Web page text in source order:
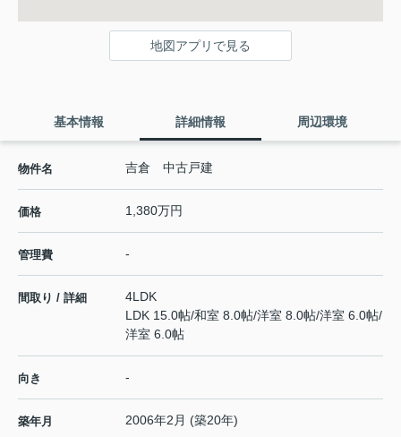
地図アプリで見る
基本情報 詳細情報 周辺環境
物件名 吉倉 中古戸建
価格 1,380万円
管理費 -
間取り / 詳細
4LDK
LDK 15.0帖/和室 8.0帖/洋室 8.0帖/洋室 6.0帖/
洋室 6.0帖
向き -
築年月 2006年2月 (築20年)